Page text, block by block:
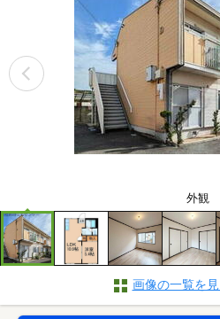
外観
画像の一覧を見